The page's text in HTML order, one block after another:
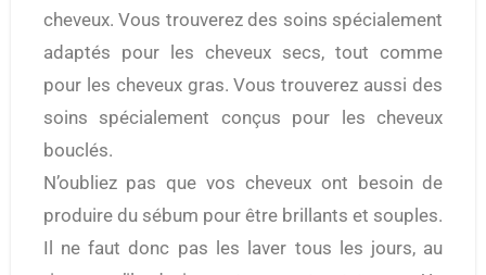
cheveux. Vous trouverez des soins spécialement
adaptés pour les cheveux secs, tout comme
pour les cheveux gras. Vous trouverez aussi des
soins spécialement conçus pour les cheveux
bouclés.
N’oubliez pas que vos cheveux ont besoin de
produire du sébum pour être brillants et souples.
Il ne faut donc pas les laver tous les jours, au